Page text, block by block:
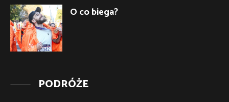
O co biega?
PODRÓŻE